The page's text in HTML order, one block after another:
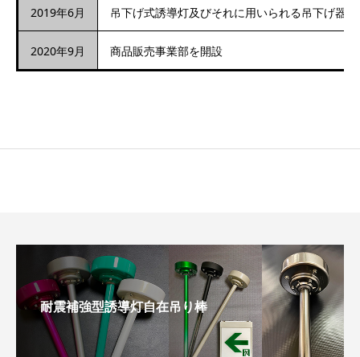
2019年6月 吊下げ式誘導灯及びそれに用いられる吊下げ器
2020年9月 商品販売事業部を開設
耐震補強型誘導灯自在吊り棒